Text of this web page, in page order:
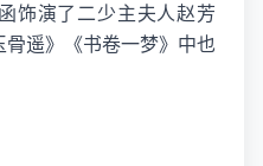
饰演了二少主夫人赵芳
遥》《书卷一梦》中也